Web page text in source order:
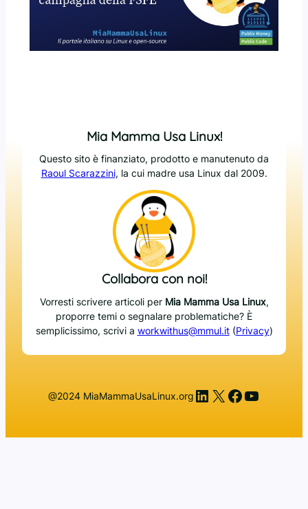
Mia Mamma Usa Linux!
Questo sito è finanziato, prodotto e manutenuto da
Raoul Scarazzini, la cui madre usa Linux dal 2009.
Collabora con noi!
Vorresti scrivere articoli per Mia Mamma Usa Linux,
proporre temi o segnalare problematiche? È
semplicissimo, scrivi a workwithus@mmul.it(Privacy)
@2024 MiaMammaUsaLinux.org LinkedIn
X Facebook